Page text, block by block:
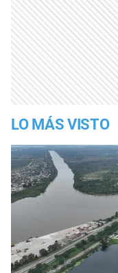
LO MÁS VISTO